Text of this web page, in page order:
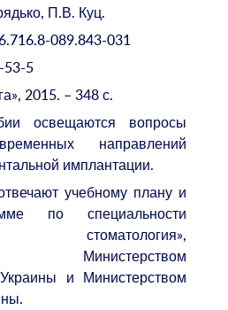
П.В. Куц.
089.843-031
53-5
2015. – 348 с.
освещаются вопросы
направлений
имплантации.
учебному плану и
по специальности
стоматология»,
Министерством
и Министерством